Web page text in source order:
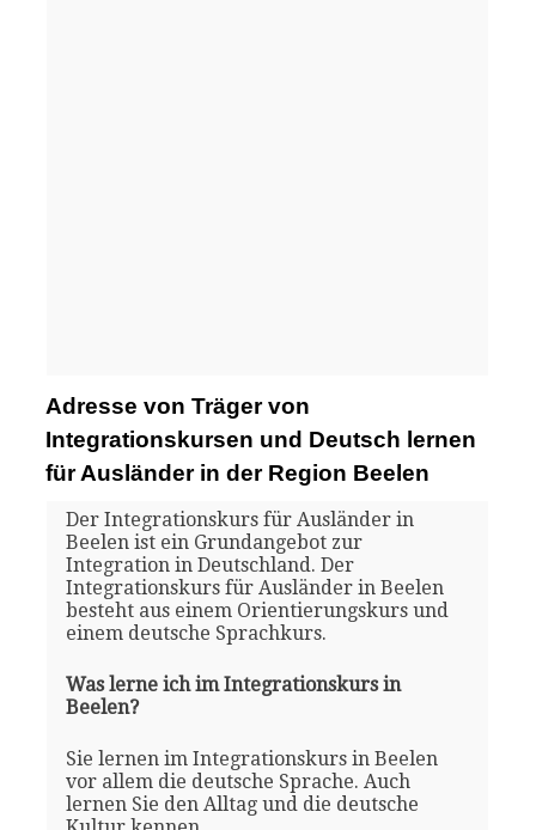
Adresse von Träger von
Integrationskursen und Deutsch lernen
für Ausländer in der Region Beelen
Der Integrationskurs für Ausländer in
Beelen ist ein Grundangebot zur
Integration in Deutschland. Der
Integrationskurs für Ausländer in Beelen
besteht aus einem Orientierungskurs und
einem deutsche Sprachkurs.
Was lerne ich im Integrationskurs in
Beelen?
Sie lernen im Integrationskurs in Beelen
vor allem die deutsche Sprache. Auch
lernen Sie den Alltag und die deutsche